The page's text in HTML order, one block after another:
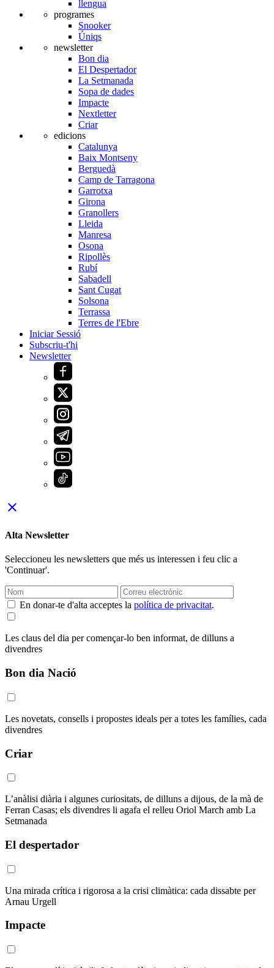
llengua
programes
Snooker
Úniqs
newsletter
Bon dia
El Despertador
La Setmanada
Sopa de dades
Impacte
Nextletter
Criar
edicions
Catalunya
Baix Montseny
Berguedà
Camp de Tarragona
Garrotxa
Girona
Granollers
Lleida
Manresa
Osona
Ripollès
Rubí
Sabadell
Sant Cugat
Solsona
Terrassa
Terres de l'Ebre
Iniciar Sessió
Subscriu-t'hi
Newsletter
close
Alta Newsletter
Seleccioneu les newsletters que més us interessen i feu clic a
'Continuar'.
En donar-te d'alta acceptes la política de privacitat.
Les claus del dia per començar-lo ben informat, de dilluns a
divendres
Bon dia Nació
Les novetats, consells i propostes ideals per a totes les famílies, cada
divendres
Criar
L’anàlisi diària i algunes curiositats, de dilluns a dijous, de la mà de
Ferran Casas; els divendres li agafa el relleu Oriol March amb La
Setmanada
El despertador
Una mirada crítica i rigorosa a la crisi climàtica: cada dissabte per
Arnau Urgell
Impacte